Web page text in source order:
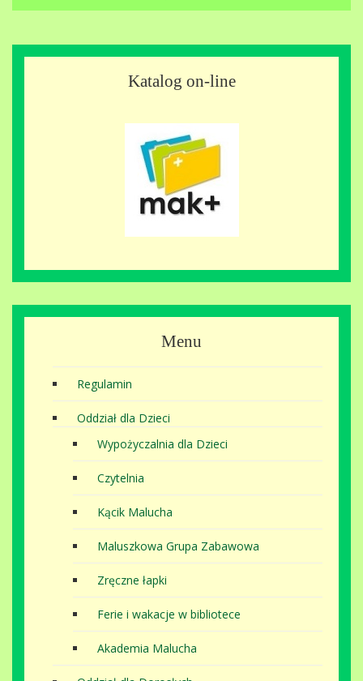
Katalog on-line
Menu
Regulamin
Oddział dla Dzieci
Wypożyczalnia dla Dzieci
Czytelnia
Kącik Malucha
Maluszkowa Grupa Zabawowa
Zręczne łapki
Ferie i wakacje w bibliotece
Akademia Malucha